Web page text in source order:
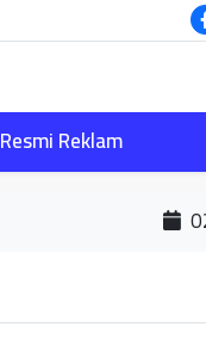
Resmi Reklam